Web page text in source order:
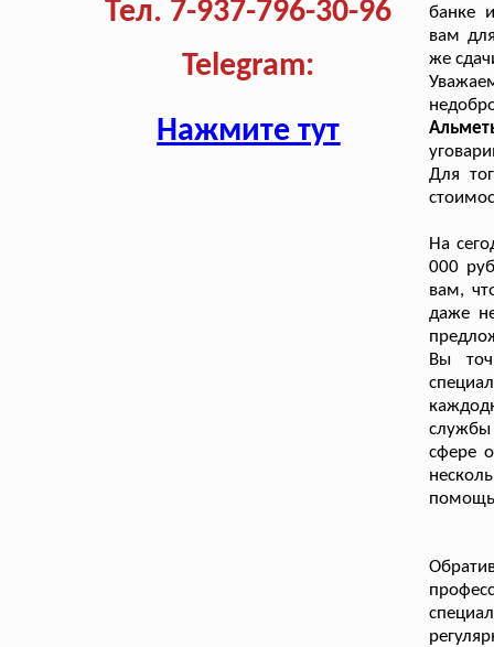
Тел. 7-937-796-30-96
Telegram:
Нажмите тут
банке
вам
же
Для
На
000
вам,
даже
Вы
службы
сфере